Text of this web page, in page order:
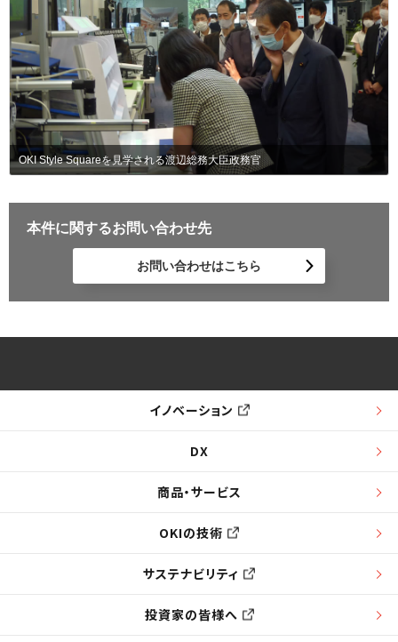
OKI Style Squareを見学される渡辺総務大臣政務官
本件に関するお問い合わせ先
お問い合わせはこちら
イノベーション
DX
商品・サービス
OKIの技術
サステナビリティ
投資家の皆様へ